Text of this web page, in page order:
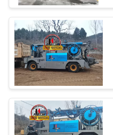
POLÍTICAS
DE
PRIVACIDAD